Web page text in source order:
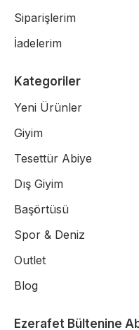
Siparişlerim
İadelerim
Kategoriler
Yeni Ürünler
Giyim
Tesettür Abiye
Dış Giyim
Başörtüsü
Spor & Deniz
Outlet
Blog
Ezerafet Bültenine